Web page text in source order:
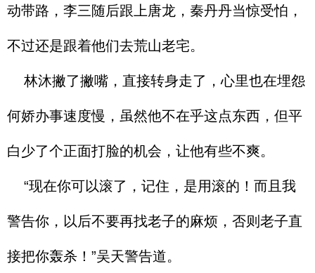
动带路，李三随后跟上唐龙，秦丹丹当惊受怕，
不过还是跟着他们去荒山老宅。
林沐撇了撇嘴，直接转身走了，心里也在埋怨
何娇办事速度慢，虽然他不在乎这点东西，但平
白少了个正面打脸的机会，让他有些不爽。
“现在你可以滚了，记住，是用滚的！而且我
警告你，以后不要再找老子的麻烦，否则老子直
接把你轰杀！”吴天警告道。